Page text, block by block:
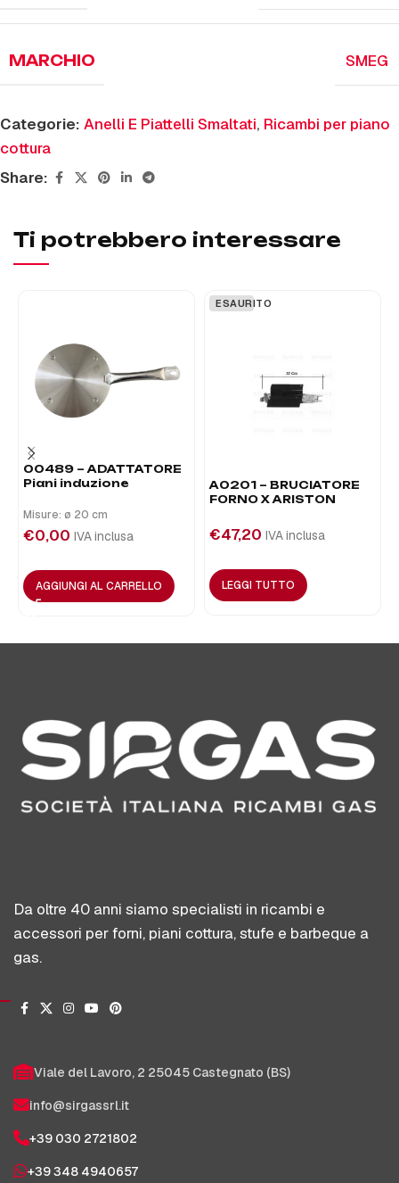
MARCHIO SMEG
Categorie: Anelli E Piattelli Smaltati, Ricambi per piano
cottura
Share:
Ti potrebbero interessare
00489 – ADATTATORE
Piani induzione
Misure: ø 20 cm
€0,00 IVA inclusa
AGGIUNGI AL CARRELLO
ESAURITO
A0201 – BRUCIATORE
FORNO X ARISTON
€47,20 IVA inclusa
LEGGI TUTTO
Da oltre 40 anni siamo specialisti in ricambi e
accessori per forni, piani cottura, stufe e barbeque a
gas.
Viale del Lavoro, 2 25045 Castegnato (BS)
info@sirgassrl.it
+39 030 2721802
+39 348 4940657